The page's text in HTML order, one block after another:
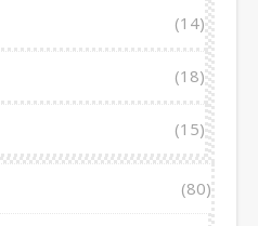
(14)
(18)
(15)
(80)